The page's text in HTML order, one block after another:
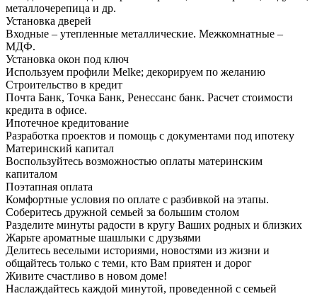
металлочерепица и др.
Установка дверей
Входные – утепленные металлические. Межкомнатные –
МДФ.
Установка окон под ключ
Используем профили Melke; декорируем по желанию
Строительство в кредит
Почта Банк, Точка Банк, Ренессанс банк. Расчет стоимости
кредита в офисе.
Ипотечное кредитование
Разработка проектов и помощь с документами под ипотеку
Материнский капитал
Воспользуйтесь возможностью оплаты материнским
капиталом
Поэтапная оплата
Комфортные условия по оплате с разбивкой на этапы.
Соберитесь дружной семьей за большим столом
Разделите минуты радости в кругу Ваших родных и близких
Жарьте ароматные шашлыки с друзьями
Делитесь веселыми историями, новостями из жизни и
общайтесь только с теми, кто Вам приятен и дорог
Живите счастливо в новом доме!
Наслаждайтесь каждой минутой, проведенной с семьей